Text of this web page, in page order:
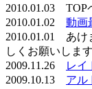
2010.01.03 TOP
2010.01.02 動画
2010.01.01 あけ
しくお願いします
2009.11.26
レイ
2009.10.13 アル